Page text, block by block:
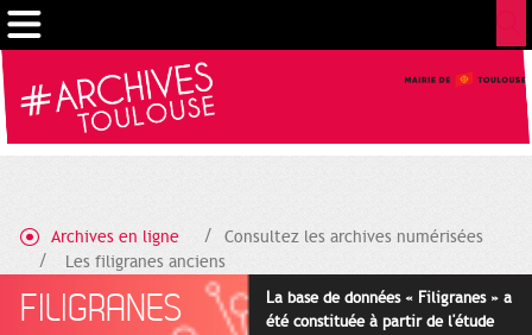
Archives en ligne
Consultez les archives numérisées
Les filigranes anciens
FILIGRANES
La base de données « Filigranes » a
été constituée à partir de l'étude
Cookies management panel